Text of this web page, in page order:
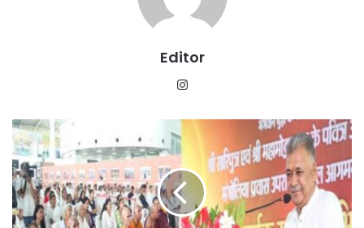
Editor
भगवान
बुद्ध
के
करुणा,
शांति
और